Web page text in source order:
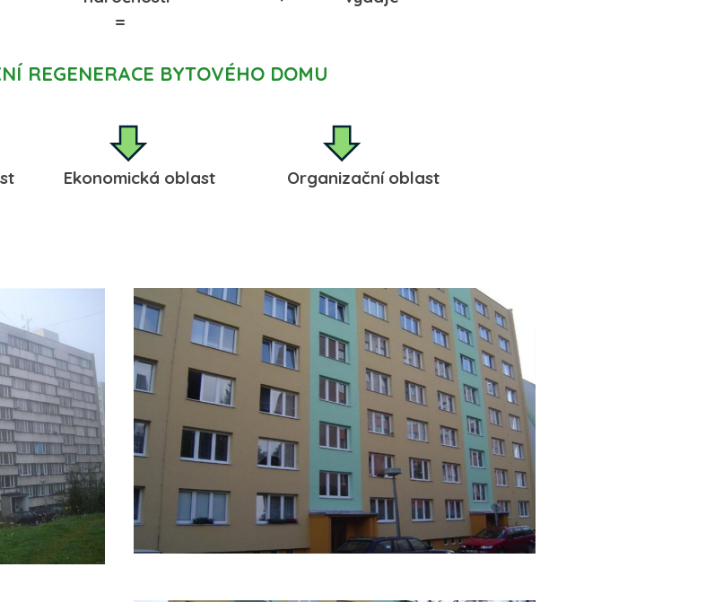
=
REGENERACE BYTOVÉHO DOMU
Ekonomická oblast Organizační oblast